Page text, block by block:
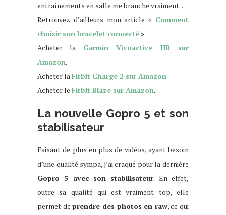
entraînements en salle me branche vraiment…
Retrouvez d’ailleurs mon article « Comment
choisir son bracelet connecté »
Acheter la Garmin Vivoactive HR sur
Amazon.
Acheter laFitbit Charge 2 sur Amazon.
Acheter le Fitbit Blaze sur Amazon.
La nouvelle Gopro 5 et son
stabilisateur
Faisant de plus en plus de vidéos, ayant besoin
d’une qualité sympa, j’ai craqué pour la dernière
Gopro 5 avec son stabilisateur. En effet,
outre sa qualité qui est vraiment top, elle
permet deprendre des photos en raw, ce qui